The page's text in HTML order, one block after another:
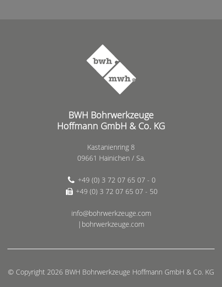
BWH Bohrwerkzeuge
Hoffmann GmbH & Co. KG
Kastanienring 8
09661 Hainichen / Sa.
+49 (0) 3 72 07 65 07 - 0
+49 (0) 3 72 07 65 07 - 50
info@bohrwerkzeuge.com
|bohrwerkzeuge.com
© Copyright 2026 BWH Bohrwerkzeuge Hoffmann GmbH & Co. KG